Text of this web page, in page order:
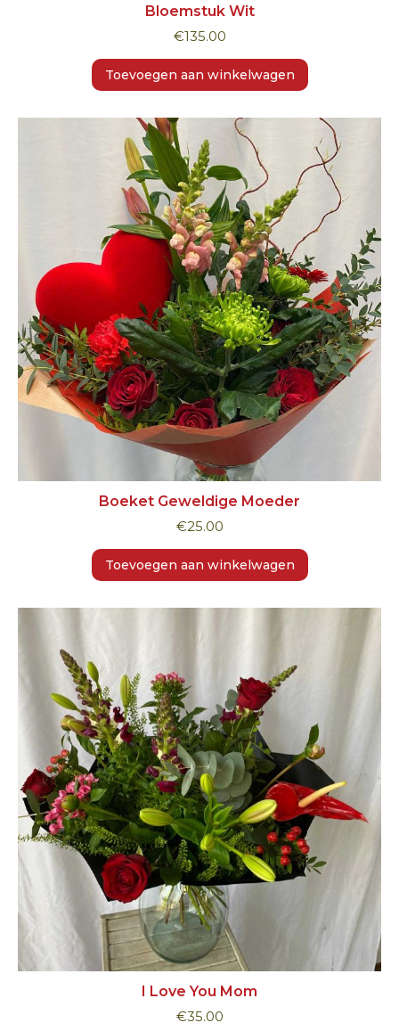
Bloemstuk Wit
€135.00
Toevoegen aan winkelwagen
Boeket Geweldige Moeder
€25.00
Toevoegen aan winkelwagen
I Love You Mom
€35.00